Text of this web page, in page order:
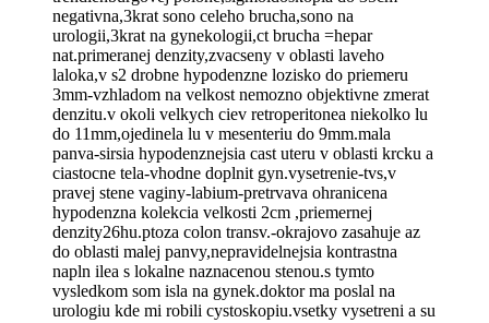
negativna,3krat sono celeho brucha,sono na
urologii,3krat na gynekologii,ct brucha =hepar
nat.primeranej denzity,zvacseny v oblasti laveho
laloka,v s2 drobne hypodenzne lozisko do priemeru
3mm-vzhladom na velkost nemozno objektivne zmerat
denzitu.v okoli velkych ciev retroperitonea niekolko lu
do 11mm,ojedinela lu v mesenteriu do 9mm.mala
panva-sirsia hypodenznejsia cast uteru v oblasti krcku a
ciastocne tela-vhodne doplnit gyn.vysetrenie-tvs,v
pravej stene vaginy-labium-pretrvava ohranicena
hypodenzna kolekcia velkosti 2cm ,priemernej
denzity26hu.ptoza colon transv.-okrajovo zasahuje az
do oblasti malej panvy,nepravidelnejsia kontrastna
napln ilea s lokalne naznacenou stenou.s tymto
vysledkom som isla na gynek.doktor ma poslal na
urologiu kde mi robili cystoskopiu.vsetky vysetreni a su